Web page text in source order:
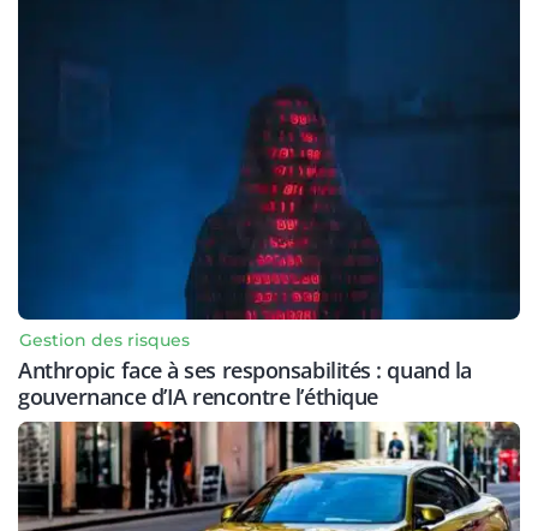
Gestion des risques
Anthropic face à ses responsabilités : quand la
gouvernance d’IA rencontre l’éthique